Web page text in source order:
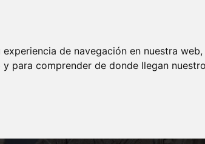
de navegación en nuestra
para comprender de donde llegan